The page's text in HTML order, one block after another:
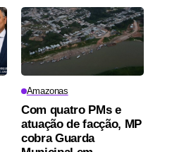
Amazonas
Com quatro PMs e
atuação de facção, MP
cobra Guarda